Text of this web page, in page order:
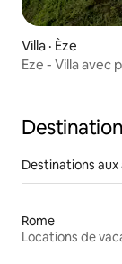
Villa · Èze
Destinations aux
Rome
Locations de